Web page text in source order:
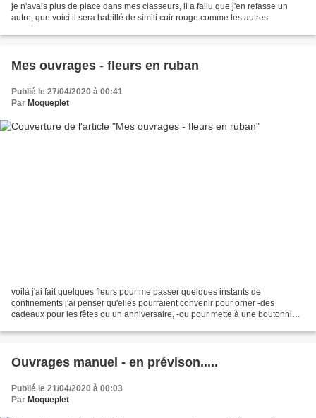
je n'avais plus de place dans mes classeurs, il a fallu que j'en refasse un
autre, que voici il sera habillé de simili cuir rouge comme les autres
Mes ouvrages - fleurs en ruban
Publié le 27/04/2020 à 00:41
Par Moqueplet
voilà j'ai fait quelques fleurs pour me passer quelques instants de
confinements j'ai penser qu'elles pourraient convenir pour orner -des
cadeaux pour les fêtes ou un anniversaire, -ou pour mette à une boutonnière
Ouvrages manuel - en prévison.....
Publié le 21/04/2020 à 00:03
Par Moqueplet